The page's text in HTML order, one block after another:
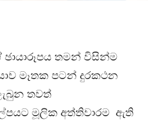
තමන් විසින්ම
මෑතක පටන් දුරකථන
තවත්
මූලික අත්තිවාරම ඇති